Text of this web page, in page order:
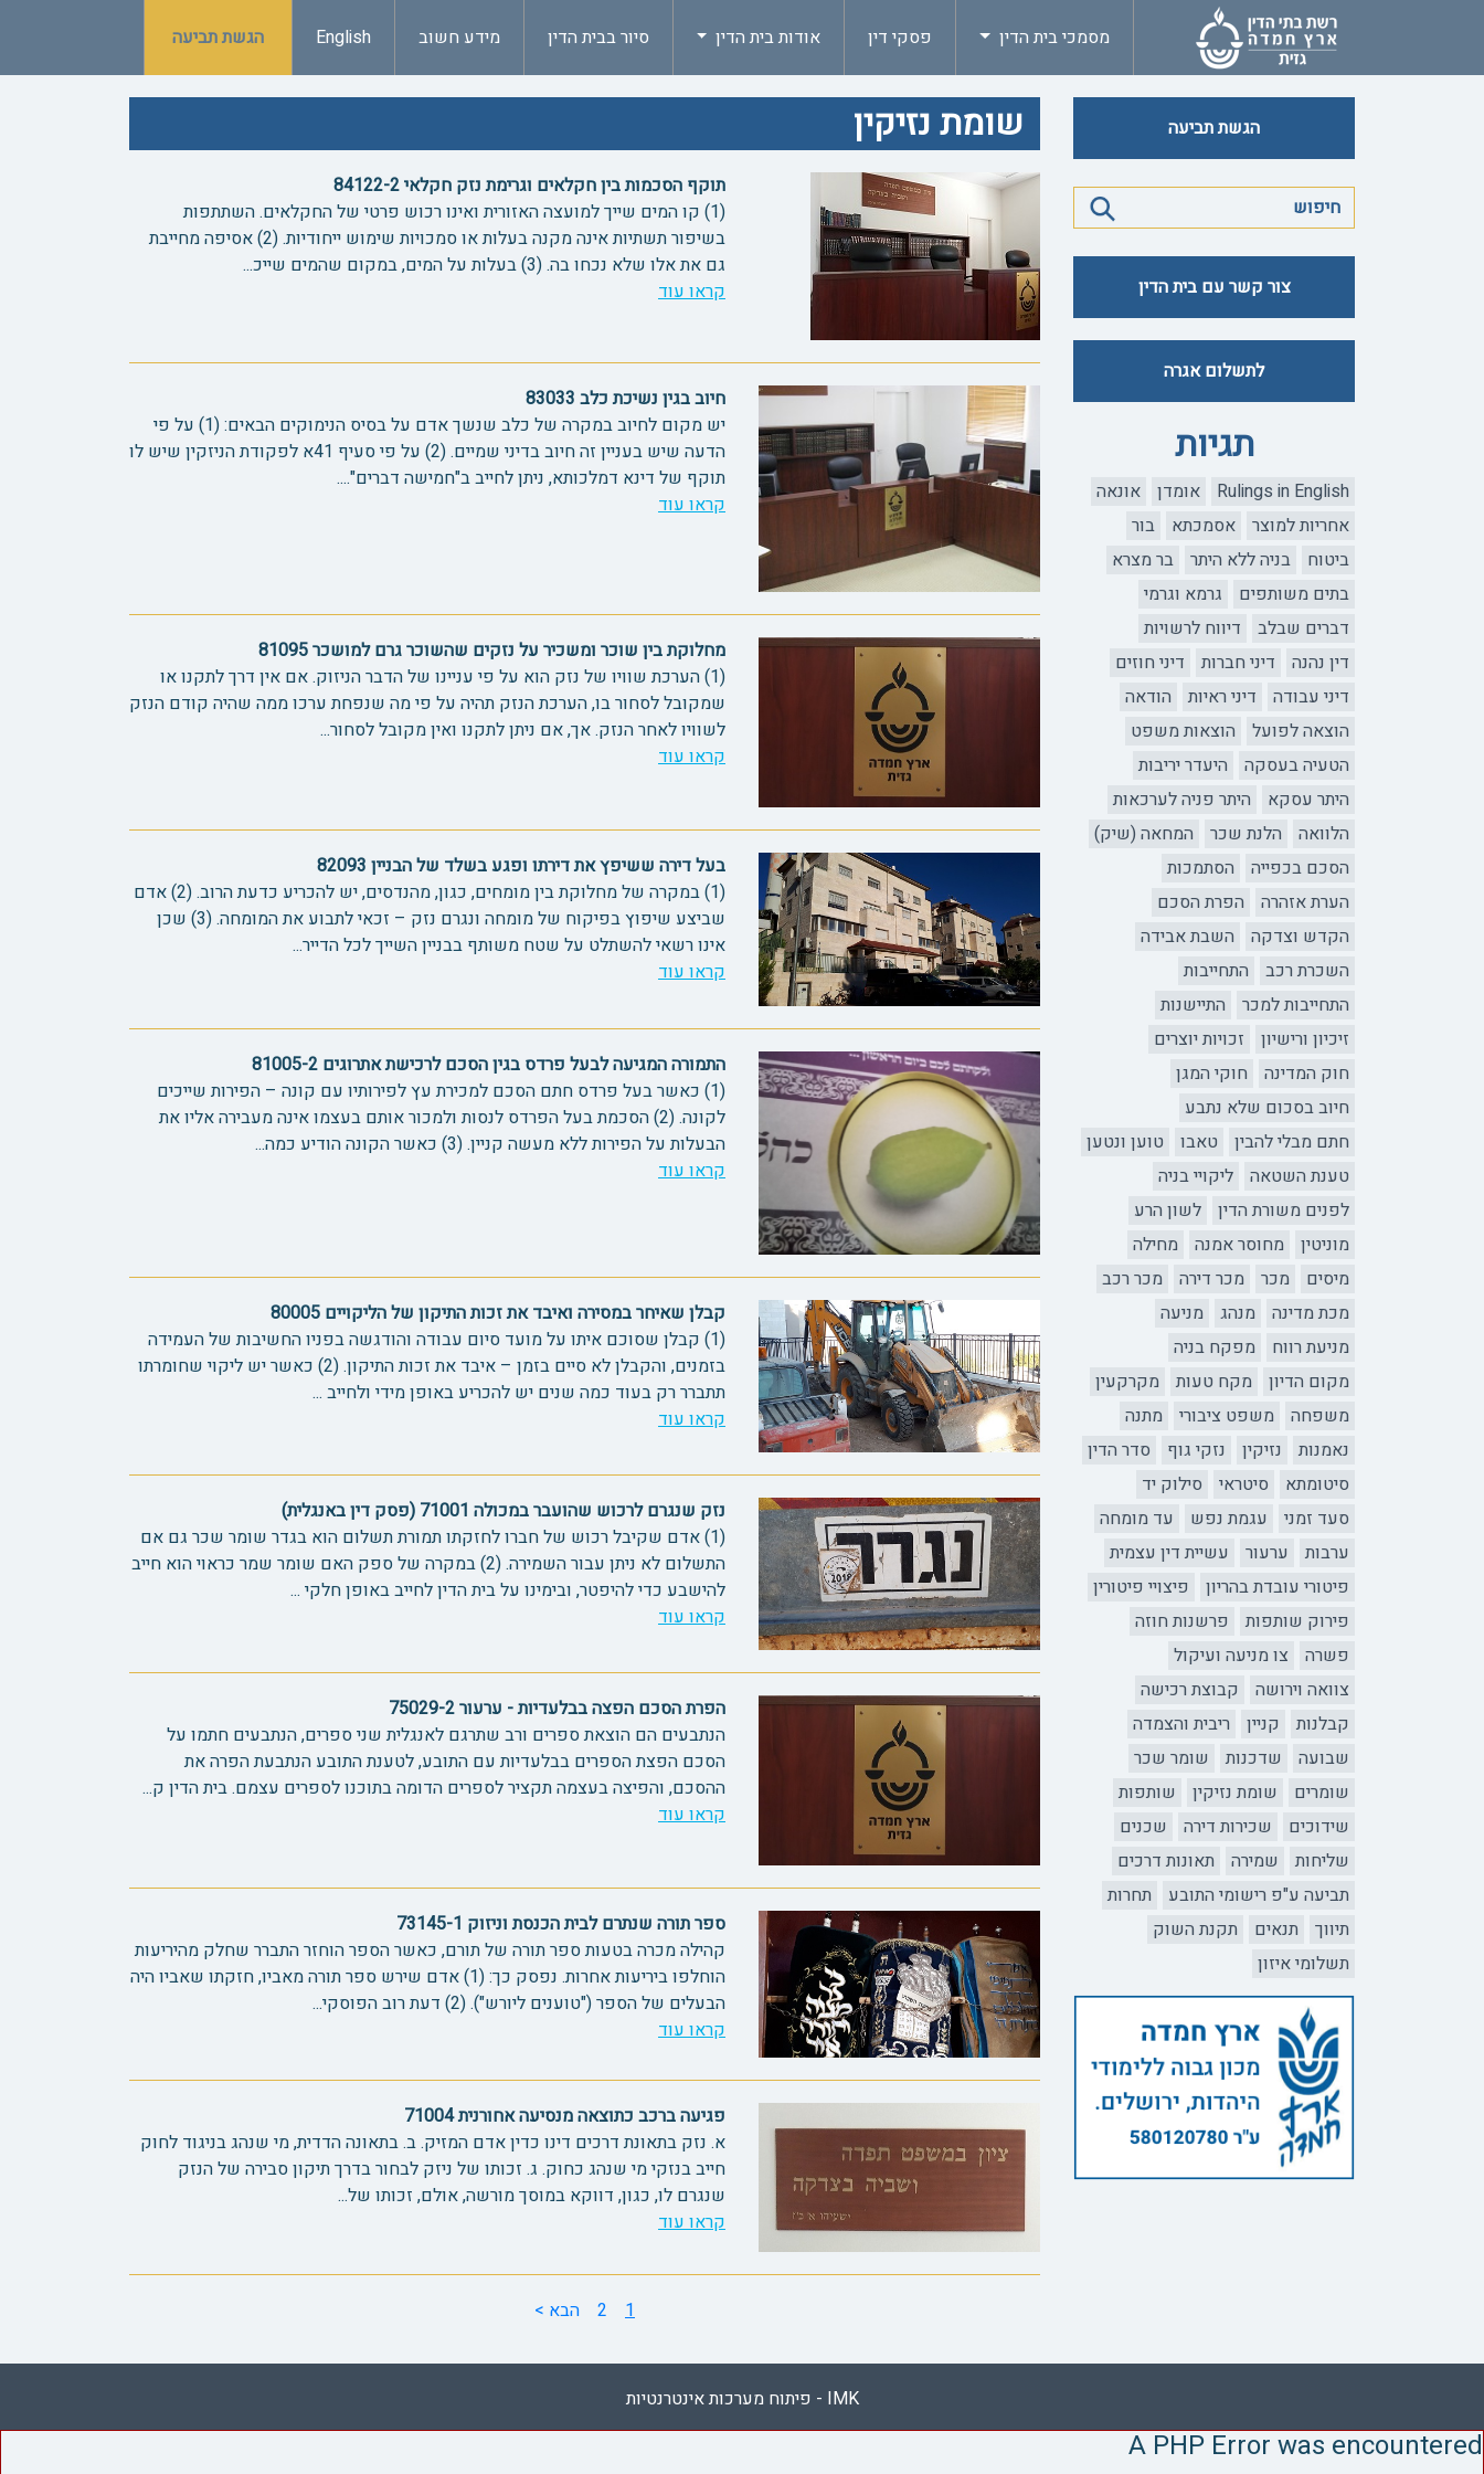
מסמכי בית הדין פסקי דין אודות בית הדין סיור בבית הדין מידע חשוב English הגשת תביעה
הגשת תביעה
צור קשר עם בית הדין
לתשלום אגרה
תגיות
Rulings in English אומדן
אונאה
אחריות למוצר
אסמכתא
בור
ביטוח
בניה ללא היתר
בר מצרא
בתים משותפים
גרמא וגרמי
דברים שבלב
דיווח לרשויות
דין נהנה
דיני חברות
דיני חוזים
דיני עבודה
דיני ראיות
הודאה
הוצאה לפועל
הוצאות משפט
הטעיה בעסקה
היעדר יריבות
היתר עסקא
היתר פניה לערכאות
הלוואה
הלנת שכר
המחאה (שיק)
הסכם בכפייה
הסתמכות
הערת אזהרה
הפרת הסכם
הקדש וצדקה
השבת אבידה
השכרת רכב
התחייבות
התחייבות למכר
התיישנות
זיכיון ורישיון
זכויות יוצרים
חוק המדינה
חוקי המגן
חיוב בסכום שלא נתבע
חתם מבלי להבין
טאבו
טוען ונטען
טענת השטאה
ליקויי בניה
לפנים משורת הדין
לשון הרע
מוניטין
מחוסר אמנה
מחילה
מיסים
מכר מכר דירה
מכר רכב
מכת מדינה
מנהג
מניעה
מניעת רווח
מפקח בניה
מקום הדיון
מקח טעות
מקרקעין
משפחה
משפט ציבורי
מתנה
נאמנות
נזיקין נזקי גוף
סדר הדין
סיטומתא
סיטראי
סילוק יד
סעד זמני
עגמת נפש
עד מומחה
ערבות
ערעור
עשיית דין עצמית
פיטורי עובדת בהריון
פיצויי פיטורין
פירוק שותפות
פרשנות חוזה
פשרה
צו מניעה ועיקול
צוואה וירושה
קבוצת רכישה
קבלנות
קניין
ריבית והצמדה
שבועה
שדכנות
שומר שכר
שומרים
שומת נזיקין
שותפות
שידוכים
שכירות דירה
שכנים
שליחות
שמירה
תאונות דרכים
תביעה ע"פ רישומי התובע
תחרות
תיווך
תנאים
תקנת השוק
תשלומי איזון
שומת נזיקין
תוקף הסכמות בין חקלאים וגרימת נזק חקלאי 84122-2
(1) קו המים שייך למועצה האזורית ואינו רכוש פרטי של החקלאים. השתתפות
בשיפור תשתיות אינה מקנה בעלות או סמכויות שימוש ייחודיות. (2) אסיפה מחייבת
גם את אלו שלא נכחו בה. (3) בעלות על המים, במקום שהמים שייכ...
קראו עוד
חיוב בגין נשיכת כלב 83033
יש מקום לחיוב במקרה של כלב שנשך אדם על בסיס הנימוקים הבאים: (1) על פי
הדעה שיש בעניין זה חיוב בדיני שמיים. (2) על פי סעיף 41א לפקודת הניזקין שיש לו
תוקף של דינא דמלכותא, ניתן לחייב ב"חמישה דברים"....
קראו עוד
מחלוקת בין שוכר ומשכיר על נזקים שהשוכר גרם למושכר 81095
(1) הערכת שוויו של נזק הוא על פי עניינו של הדבר הניזוק. אם אין דרך לתקנו או
שמקובל לסחור בו, הערכת הנזק תהיה על פי מה שנפחת ערכו ממה שהיה קודם הנזק
לשוויו לאחר הנזק. אך, אם ניתן לתקנו ואין מקובל לסחור...
קראו עוד
בעל דירה ששיפץ את דירתו ופגע בשלד של הבניין 82093
(1) במקרה של מחלוקת בין מומחים, כגון, מהנדסים, יש להכריע כדעת הרוב. (2) אדם
שביצע שיפוץ בפיקוח של מומחה ונגרם נזק – זכאי לתבוע את המומחה. (3) שכן
אינו רשאי להשתלט על שטח משותף בבניין השייך לכל הדייר...
קראו עוד
התמורה המגיעה לבעל פרדס בגין הסכם לרכישת אתרוגים 81005-2
(1) כאשר בעל פרדס חתם הסכם למכירת עץ לפירותיו עם קונה – הפירות שייכים
לקונה. (2) הסכמת בעל הפרדס לנסות ולמכור אותם בעצמו אינה מעבירה אליו את
הבעלות על הפירות ללא מעשה קניין. (3) כאשר הקונה הודיע כמה...
קראו עוד
קבלן שאיחר במסירה ואיבד את זכות התיקון של הליקויים 80005
(1) קבלן שסוכם איתו על מועד סיום עבודה והודגשה בפניו החשיבות של העמידה
בזמנים, והקבלן לא סיים בזמן – איבד את זכות התיקון. (2) כאשר יש ליקוי שחומרתו
תתברר רק בעוד כמה שנים יש להכריע באופן מידי ולחייב ...
קראו עוד
נזק שנגרם לרכוש שהועבר במכולה 71001 (פסק דין באנגלית)
(1) אדם שקיבל רכוש של חברו לחזקתו תמורת תשלום הוא בגדר שומר שכר גם אם
התשלום לא ניתן עבור השמירה. (2) במקרה של ספק האם שומר שמר כראוי הוא חייב
להישבע כדי להיפטר, ובימינו על בית הדין לחייב באופן חלקי ...
קראו עוד
הפרת הסכם הפצה בבלעדיות - ערעור 75029-2
הנתבעים הם הוצאת ספרים ורב שתרגם לאנגלית שני ספרים, הנתבעים חתמו על
הסכם הפצת הספרים בבלעדיות עם התובע, לטענת התובע הנתבעת הפרה את
ההסכם, והפיצה בעצמה תקציר לספרים הדומה בתוכנו לספרים עצמם. בית הדין ק...
קראו עוד
ספר תורה שנתרם לבית הכנסת וניזוק 73145-1
קהילה מכרה בטעות ספר תורה של תורם, כאשר הספר הוחזר התברר שחלק מהיריעות
הוחלפו ביריעות אחרות. נפסק כך: (1) אדם שירש ספר תורה מאביו, חזקתו שאביו היה
הבעלים של הספר ("טוענים ליורש"). (2) דעת רוב הפוסקי...
קראו עוד
פגיעה ברכב כתוצאה מנסיעה אחורנית 71004
א. נזק בתאונת דרכים דינו כדין אדם המזיק. ב. בתאונה הדדית, מי שנהג בניגוד לחוק
חייב בנזקי מי שנהג כחוק. ג. זכותו של ניזק לבחור בדרך תיקון סבירה של הנזק
שנגרם לו, כגון, דווקא במוסך מורשה, אולם, זכותו של...
קראו עוד
1
2 הבא >
IMK - פיתוח מערכות אינטרנטיות
A PHP Error was encountered